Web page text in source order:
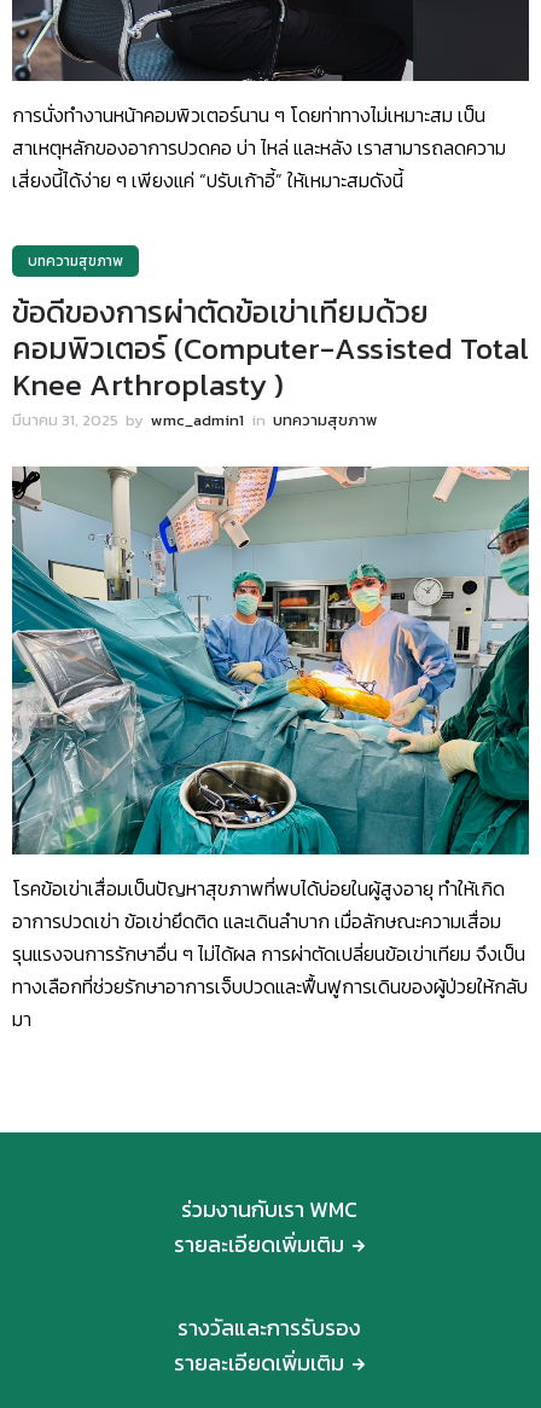
การนั่งทำงานหน้าคอมพิวเตอร์นาน ๆ โดยท่าทางไม่เหมาะสม เป็น
สาเหตุหลักของอาการปวดคอ บ่า ไหล่ และหลัง เราสามารถลดความ
เสี่ยงนี้ได้ง่าย ๆ เพียงแค่ “ปรับเก้าอี้” ให้เหมาะสมดังนี้
บทความสุขภาพ
ข้อดีของการผ่าตัดข้อเข่าเทียมด้วย
คอมพิวเตอร์ (Computer-Assisted Total
Knee Arthroplasty )
มีนาคม 31, 2025 by wmc_admin1 in บทความสุขภาพ
โรคข้อเข่าเสื่อมเป็นปัญหาสุขภาพที่พบได้บ่อยในผู้สูงอายุ ทำให้เกิด
อาการปวดเข่า ข้อเข่ายึดติด และเดินลำบาก เมื่อลักษณะความเสื่อม
รุนแรงจนการรักษาอื่น ๆ ไม่ได้ผล การผ่าตัดเปลี่ยนข้อเข่าเทียม จึงเป็น
ทางเลือกที่ช่วยรักษาอาการเจ็บปวดและฟื้นฟูการเดินของผู้ป่วยให้กลับ
มา
ร่วมงานกับเรา WMC
รายละเอียดเพิ่มเติม
รางวัลและการรับรอง
รายละเอียดเพิ่มเติม